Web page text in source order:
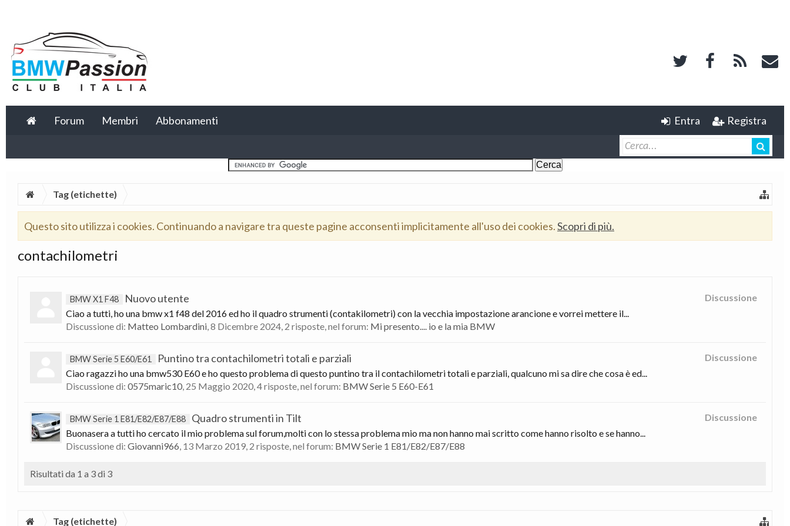
Forum Membri Abbonamenti Entra Registra
Tag (etichette)
Questo sito utilizza i cookies. Continuando a navigare tra queste pagine acconsenti implicitamente all'uso dei cookies.Scopri di più.
contachilometri
Discussione
BMW X1 F48 Nuovo utente
Ciao a tutti, ho una bmw x1 f48 del 2016 ed ho il quadro strumenti (contakilometri) con la vecchia impostazione arancione e vorrei mettere il...
Discussione di: Matteo Lombardini,8 Dicembre 2024, 2 risposte, nel forum: Mi presento.... io e la mia BMW
Discussione
BMW Serie 5 E60/E61 Puntino tra contachilometri totali e parziali
Ciao ragazzi ho una bmw530 E60 e ho questo problema di questo puntino tra il contachilometri totali e parziali, qualcuno mi sa dire che cosa è ed...
Discussione di: 0575maric10, 25 Maggio 2020, 4 risposte, nel forum: BMW Serie 5 E60-E61
Discussione
BMW Serie 1 E81/E82/E87/E88 Quadro strumenti in Tilt
Buonasera a tutti ho cercato il mio problema sul forum,molti con lo stessa problema mio ma non hanno mai scritto come hanno risolto e se hanno...
Discussione di: Giovanni966, 13 Marzo 2019, 2 risposte, nel forum: BMW Serie 1 E81/E82/E87/E88
Risultati da 1 a 3 di 3
Tag (etichette)